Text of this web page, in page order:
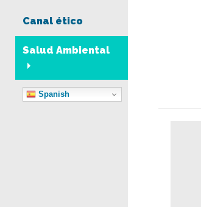
Canal ético
Salud Ambiental
Spanish